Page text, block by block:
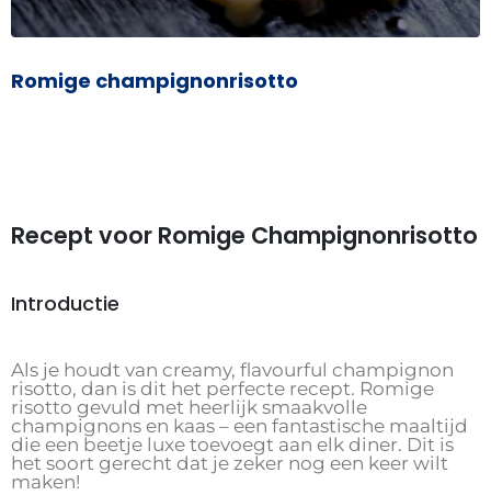
Romige champignonrisotto
Recept voor Romige Champignonrisotto
Introductie
Als je houdt van creamy, flavourful champignon
risotto, dan is dit het perfecte recept. Romige
risotto gevuld met heerlijk smaakvolle
champignons en kaas – een fantastische maaltijd
die een beetje luxe toevoegt aan elk diner. Dit is
het soort gerecht dat je zeker nog een keer wilt
maken!